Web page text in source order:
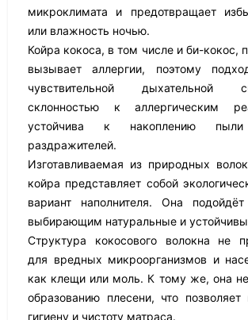
микроклимата и предотвращает
или влажность ночью.
Койра кокоса, в том числе и би-кокос,
вызывает аллергии, поэтому
чувствительной дыхательной
склонностью к аллергическим
устойчива к накоплению
раздражителей.
Изготавливаемая из природных
койра представляет собой
вариант наполнителя. Она подойдёт
выбирающим натуральные и
Структура кокосового волокна не
для вредных микроорганизмов и
как клещи или моль. К тому же, она не
образованию плесени, что позволяет
гигиену и чистоту матраса.